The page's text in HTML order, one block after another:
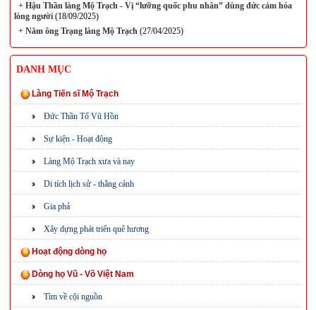
+Hậu Thần làng Mộ Trạch - Vị “lưỡng quốc phu nhân” dùng đức cảm hóa
lòng người(18/09/2025)
+Năm ông Trạng làng Mộ Trạch(27/04/2025)
DANH MỤC
Làng Tiến sĩ Mộ Trạch
Đức Thần Tổ Vũ Hồn
Sự kiện - Hoạt động
Làng Mộ Trạch xưa và nay
Di tích lịch sử - thắng cảnh
Gia phả
Xây dựng phát triển quê hương
Hoạt động dòng họ
Dòng họ Vũ - Võ Việt Nam
Tìm về cội nguồn